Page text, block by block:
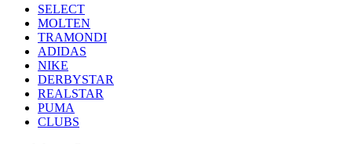
SELECT
MOLTEN
TRAMONDI
ADIDAS
NIKE
DERBYSTAR
REALSTAR
PUMA
CLUBS